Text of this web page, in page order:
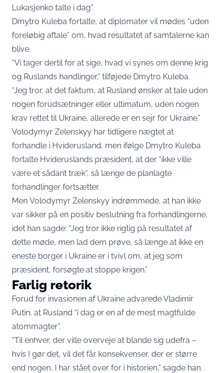
Lukasjenko talte i dag”.
Dmytro Kuleba fortalte, at diplomater vil mødes “uden
foreløbig aftale” om, hvad resultatet af samtalerne kan
blive.
“Vi tager dertil for at sige, hvad vi synes om denne krig
og Ruslands handlinger,” tilføjede Dmytro Kuleba.
“Jeg tror, ​​at det faktum, at Rusland ønsker at tale uden
nogen forudsætninger eller ultimatum, uden nogen
krav rettet til Ukraine, allerede er en sejr for Ukraine.”
Volodymyr Zelenskyy har tidligere nægtet at
forhandle i Hviderusland, men ifølge Dmytro Kuleba
fortalte Hvideruslands præsident, at der “ikke ville
være et sådant træk”, så længe de planlagte
forhandlinger fortsætter.
Men Volodymyr Zelenskyy indrømmede, at han ikke
var sikker på en positiv beslutning fra forhandlingerne,
idet han sagde: “Jeg tror ikke rigtig på resultatet af
dette møde, men lad dem prøve, så længe at ikke en
eneste borger i Ukraine er i tvivl om, at jeg som
præsident, forsøgte at stoppe krigen.”
Farlig retorik
Forud for invasionen af Ukraine advarede Vladimir
Putin, at Rusland “i dag er en af ​​de mest magtfulde
atommagter”.
“Til enhver, der ville overveje at blande sig udefra –
hvis I gør det, vil det får konsekvenser, der er større
end nogen, I har stået over for i historien,” sagde han.